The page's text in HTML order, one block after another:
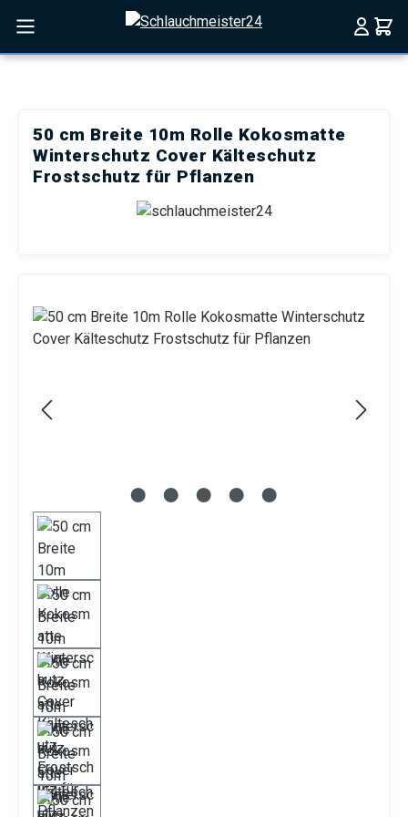
Zum Hauptinhalt springen
50 cm Breite 10m Rolle Kokosmatte
Winterschutz Cover Kälteschutz
Frostschutz für Pflanzen